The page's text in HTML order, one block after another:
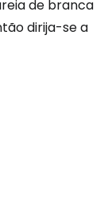
de branca
dirija-se a